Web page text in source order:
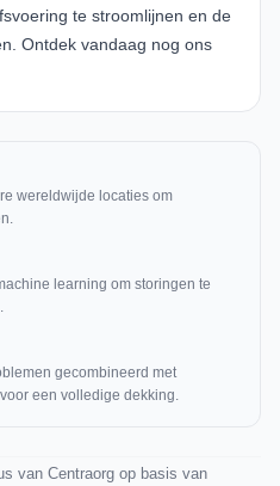
te stroomlijnen en de
Ontdek vandaag nog ons
wereldwijde locaties om
learning om storingen te
gecombineerd met
een volledige dekking.
van Centraorg op basis van